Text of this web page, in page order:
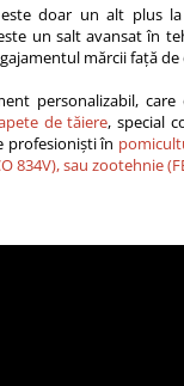
doar un alt plus la
un salt avansat în
mărcii față de
personalizabil, care
de tăiere, special
profesioniști în
834V), sau zootehnie